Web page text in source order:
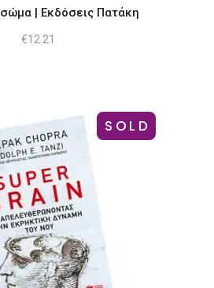
| Εκδόσεις Πατάκη
€12.21
SOLD